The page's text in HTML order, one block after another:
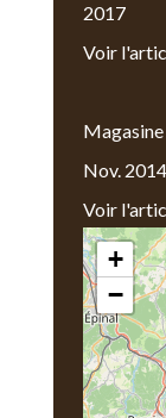
2017
Voir
Nov.
Voir
Nous Trouver
+
−